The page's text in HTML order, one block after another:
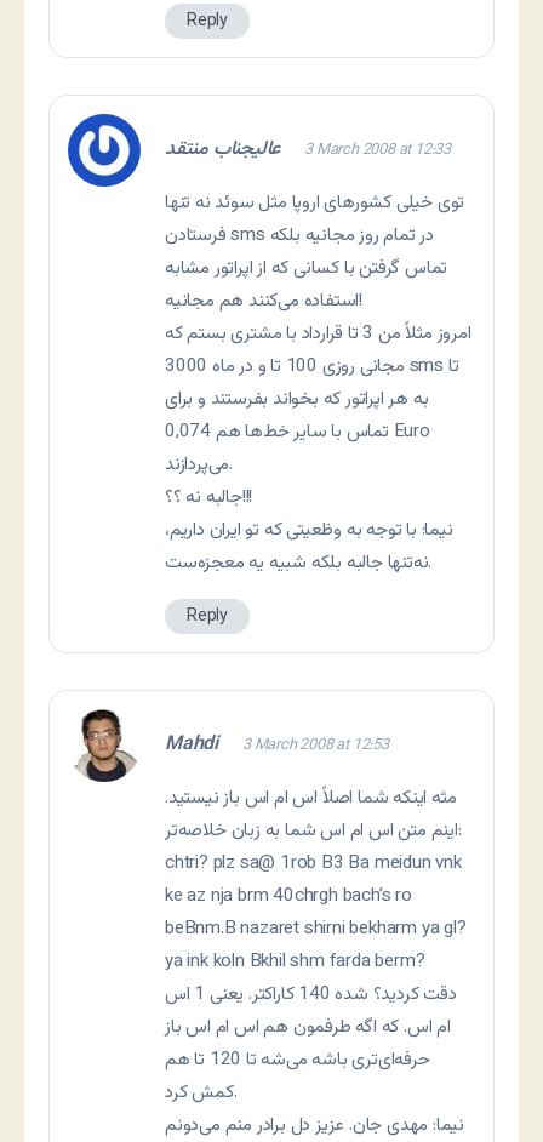
Reply
عالیجناب منتقد 3 March 2008 at 12:33
توی خیلی کشورهای اروپا مثل سوئد نه تنها
فرستادن sms در تمام روز مجانیه بلکه
تماس گرفتن با کسانی که از اپراتور مشابه
استفاده می‌کنند هم مجانیه!
امروز مثلاً من 3 تا قرارداد با مشتری بستم که
مجانی روزی 100 تا و در ماه 3000 sms تا
به هر اپراتور که بخواند بفرستند و برای
تماس با سایر خط‌ها هم 0,074 Euro
می‌پردازند.
جالبه نه ؟؟!!!
نیما: با توجه به وظعیتی که تو ایران داریم،
نه‌تنها جالبه بلکه شبیه یه معجزه‌ست.
Reply
Mahdi 3 March 2008 at 12:53
مثه اینکه شما اصلاً اس ام اس باز نیستید.
اینم متن اس ام اس شما به زبان خلاصه‌تر:
chtri? plz sa@ 1rob B3 Ba meidun vnk
ke az nja brm 40chrgh bach’s ro
beBnm.B nazaret shirni bekharm ya gl?
ya ink koln Bkhil shm farda berm?
دقت کردید؟ شده 140 کاراکتر. یعنی 1 اس
ام اس. که اگه طرفمون هم اس ام اس باز
حرفه‌ای‌تری باشه می‌شه تا 120 تا هم
کمش کرد.
نیما: مهدی جان. عزیز دل برادر منم می‌دونم